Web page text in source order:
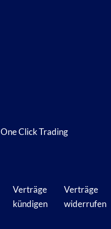
One Click Trading
Verträge
kündigen
Verträge
widerrufen